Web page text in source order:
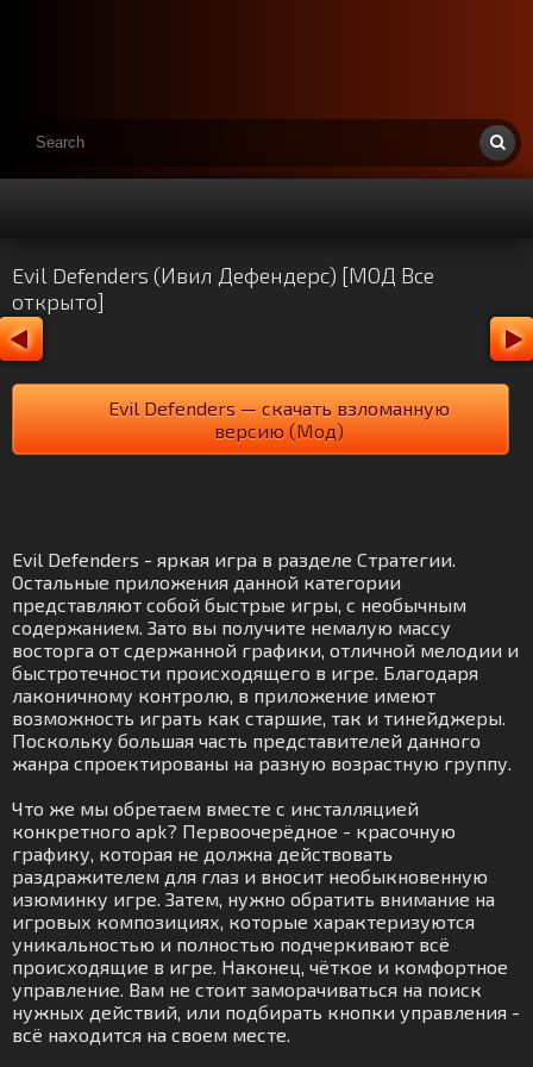
Evil Defenders (Ивил Дефендерс) [МОД Все
открыто]
Evil Defenders — скачать взломанную
версию (Мод)
Evil Defenders - яркая игра в разделе Стратегии.
Остальные приложения данной категории
представляют собой быстрые игры, с необычным
содержанием. Зато вы получите немалую массу
восторга от сдержанной графики, отличной мелодии и
быстротечности происходящего в игре. Благодаря
лаконичному контролю, в приложение имеют
возможность играть как старшие, так и тинейджеры.
Поскольку большая часть представителей данного
жанра спроектированы на разную возрастную группу.
Что же мы обретаем вместе с инсталляцией
конкретного apk? Первоочерёдное - красочную
графику, которая не должна действовать
раздражителем для глаз и вносит необыкновенную
изюминку игре. Затем, нужно обратить внимание на
игровых композициях, которые характеризуются
уникальностью и полностью подчеркивают всё
происходящие в игре. Наконец, чёткое и комфортное
управление. Вам не стоит заморачиваться на поиск
нужных действий, или подбирать кнопки управления -
всё находится на своем месте.